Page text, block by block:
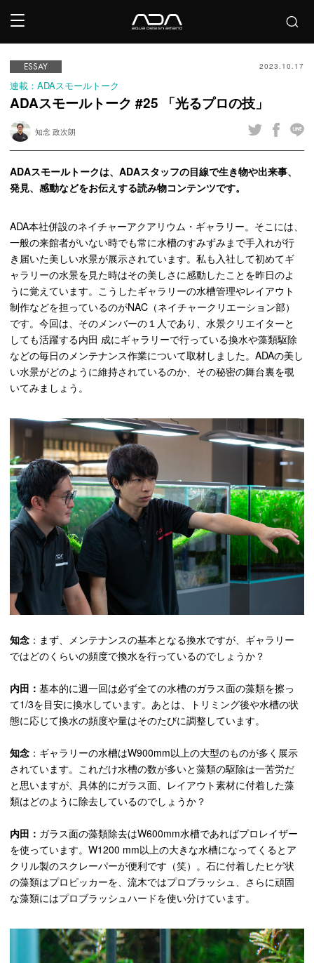
ESSAY 2023.10.17
連載：ADAスモールトーク
ADAスモールトーク #25 「光るプロの技」
知念 政次朗
ADAスモールトークは、ADAスタッフの目線で生き物や出来事、
発見、感動などをお伝えする読み物コンテンツです。
ADA本社併設のネイチャーアクアリウム・ギャラリー。そこには、
一般の来館者がいない時でも常に水槽のすみずみまで手入れが行
き届いた美しい水景が展示されています。私も入社して初めてギ
ャラリーの水景を見た時はその美しさに感動したことを昨日のよ
うに覚えています。こうしたギャラリーの水槽管理やレイアウト
制作などを担っているのがNAC （ネイチャークリエーション部）
です。今回は、そのメンバーの１人であり、水景クリエイターと
しても活躍する内田 成にギャラリーで行っている換水や藻類駆除
などの毎日のメンテナンス作業について取材しました。ADAの美し
い水景がどのように維持されているのか、その秘密の舞台裏を覗
いてみましょう。
知念 ：まず、メンテナンスの基本となる換水ですが、ギャラリー
ではどのくらいの頻度で換水を行っているのでしょうか？
内田：基本的に週一回は必ず全ての水槽のガラス面の藻類を擦っ
て1/3を目安に換水しています。あとは、トリミング後や水槽の状
態に応じて換水の頻度や量はそのたびに調整しています。
知念 ：ギャラリーの水槽はW900mm以上の大型のものが多く展示
されています。これだけ水槽の数が多いと藻類の駆除は一苦労だ
と思いますが、具体的にガラス面、レイアウト素材に付着した藻
類はどのように除去しているのでしょうか？
内田： ガラス面の藻類除去はW600mm水槽であればプロレイザー
を使っています。W1200 mm以上の大きな水槽になってくると ア
クリル製のスクレーパーが便利です（笑）。石に付着したヒゲ状
の藻類はプロピッカーを、流木ではプロブラッシュ、さらに頑固
な藻類にはプロブラッシュハードを使い分けています。